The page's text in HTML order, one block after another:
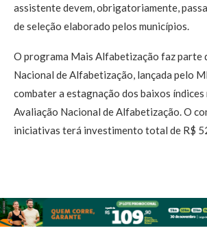
assistente devem, obrigatoriamente,
de seleção elaborado pelos municípios.
O programa Mais Alfabetização faz parte
Nacional de Alfabetização, lançada pelo
combater a estagnação dos baixos
Avaliação Nacional de Alfabetização. O
iniciativas terá investimento total de R$